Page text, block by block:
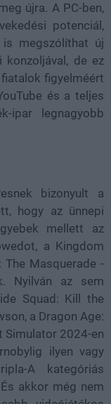
újra. A PC-ben,
potenciál,
megszólíthat új
konzoljával, de ez
figyelméért
és a teljes
ipar legnagyobb
bizonyult a
hogy az ünnepi
mellett az
a Kingdom
The Masquerade -
Nyilván az sem
Squad: Kill the
a Dragon Age:
Simulator 2024-en
ilyen vagy
A kategóriás
akkor még nem